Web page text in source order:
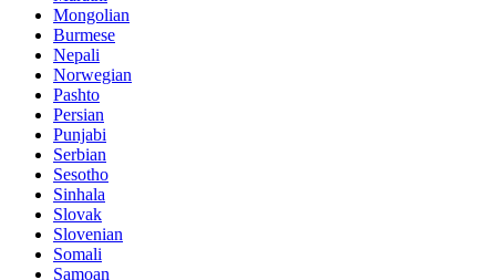
Mongolian
Burmese
Nepali
Norwegian
Pashto
Persian
Punjabi
Serbian
Sesotho
Sinhala
Slovak
Slovenian
Somali
Samoan